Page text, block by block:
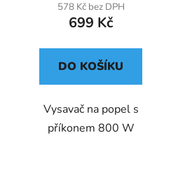
578 Kč bez DPH
699 Kč
DO KOŠÍKU
Vysavač na popel s
příkonem 800 W